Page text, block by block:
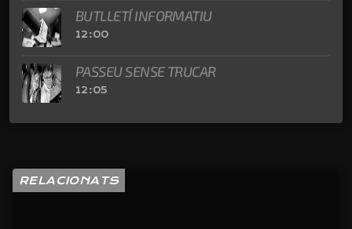
BUTLLETÍ INFORMATIU
12:00
PASSEU SENSE TRUCAR
12:05
RELACIONATS